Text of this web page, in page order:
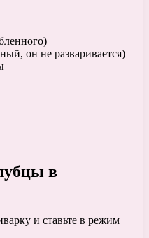
он не разваривается)
в
и ставьте в режим